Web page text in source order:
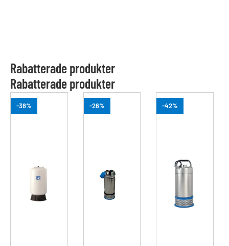
Rabatterade produkter
Rabatterade produkter
-38% -26% -42%